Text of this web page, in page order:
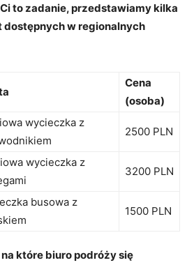
to zadanie, przedstawiamy kilka
dostępnych w regionalnych
Cena
(osoba)
wycieczka z
2500 PLN
wycieczka z
3200 PLN
busowa z
1500 PLN
które biuro podróży się